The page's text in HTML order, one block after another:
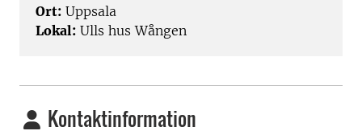
Ort: Uppsala
Lokal: Ulls hus Wången
Kontaktinformation